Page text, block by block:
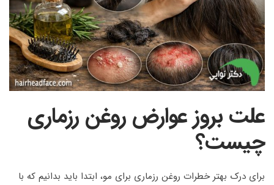
علت بروز عوارض روغن رزماری
چیست؟
برای درک بهتر خطرات روغن رزماری برای مو، ابتدا باید بدانیم که با